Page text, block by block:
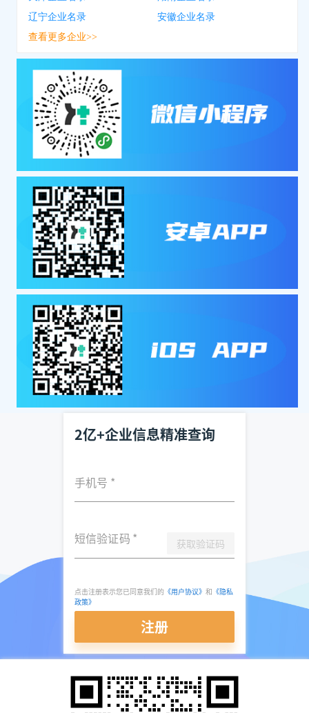
辽宁企业名录
安徽企业名录
查看更多企业>>
2亿+企业信息精准查询
手机号 *
短信验证码 * 获取验证码
点击注册表示您已同意我们的 《用户协议》 和 《隐私
政策》
注册